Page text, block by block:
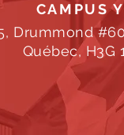
Drummond
Québec, H3G
CAMPUS